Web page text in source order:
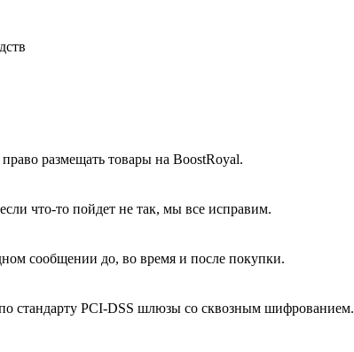
размещать товары на BoostRoyal.
что-то пойдет не так, мы все исправим.
сообщении до, во время и после покупки.
стандарту PCI-DSS шлюзы со сквозным шифрованием.